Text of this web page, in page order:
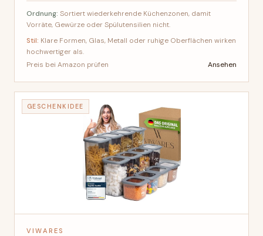
Ordnung: Sortiert wiederkehrende Küchenzonen, damit
Vorräte, Gewürze oder Spülutensilien nicht.
Stil: Klare Formen, Glas, Metall oder ruhige Oberflächen wirken
hochwertiger als.
Preis bei Amazon prüfen
Ansehen
GESCHENKIDEE
VIWARES